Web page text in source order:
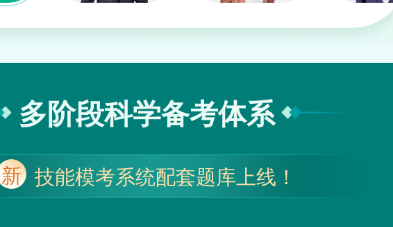
多阶段科学备考体系
新 技能模考系统配套题库上线！